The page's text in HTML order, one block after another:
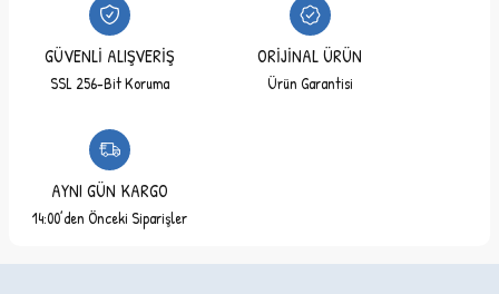
GÜVENLİ ALIŞVERİŞ
SSL 256-Bit Koruma
ORİJİNAL ÜRÜN
Ürün Garantisi
AYNI GÜN KARGO
14:00’den Önceki Siparişler